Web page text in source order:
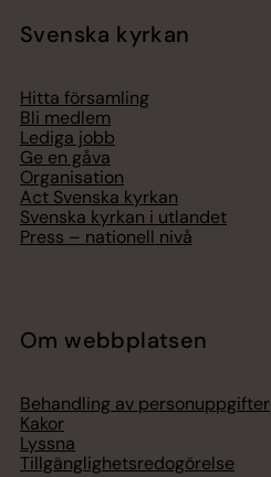
Svenska kyrkan
Hitta församling
Bli medlem
Lediga jobb
Ge en gåva
Organisation
Act Svenska kyrkan
Svenska kyrkan i utlandet
Press – nationell nivå
Om webbplatsen
Behandling av personuppgifter
Kakor
Lyssna
Tillgänglighetsredogörelse